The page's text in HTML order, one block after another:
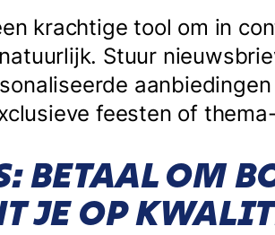
krachtige tool om in
Stuur
feesten of
BETAAL OM
JE OP